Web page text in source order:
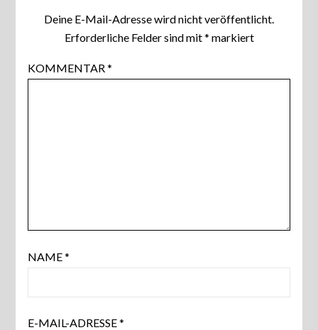
Deine E-Mail-Adresse wird nicht veröffentlicht.
Erforderliche Felder sind mit* markiert
KOMMENTAR *
NAME*
E-MAIL-ADRESSE*